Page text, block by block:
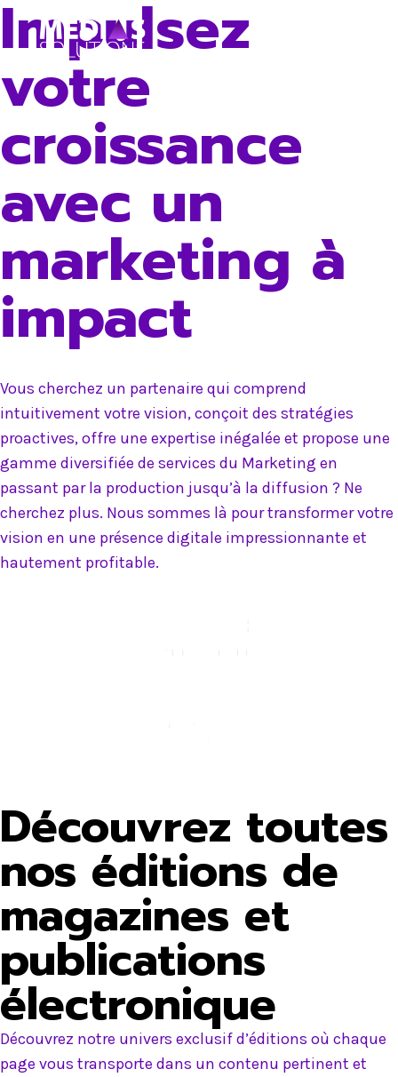
Skip
Impulsez
votre
croissance
avec un
marketing à
impact
Vous cherchez un partenaire qui comprend
intuitivement votre vision, conçoit des stratégies
proactives, offre une expertise inégalée et propose une
gamme diversifiée de services du Marketing en
passant par la production jusqu’à la diffusion ? Ne
cherchez plus. Nous sommes là pour transformer votre
vision en une présence digitale impressionnante et
hautement profitable.
Découvrez toutes
nos éditions de
magazines et
publications
électronique
Découvrez notre univers exclusif d’éditions où chaque
page vous transporte dans un contenu pertinent et